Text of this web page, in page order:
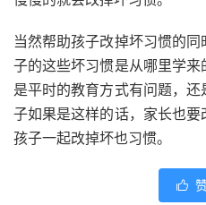
当然帮助孩子改掉坏习惯的
子的这些坏习惯是从哪里学
是平时的教育方式有问题，
子如果是这样的话，家长也
孩子一起改掉坏也习惯。
